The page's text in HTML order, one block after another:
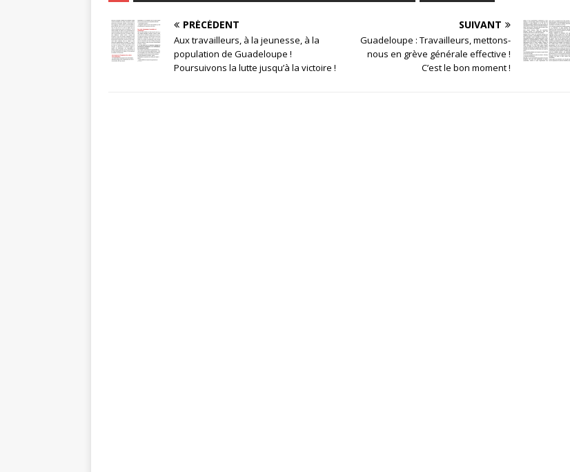
PRÉCÉDENT
Aux travailleurs, à la jeunesse, à la
population de Guadeloupe !
Poursuivons la lutte jusqu’à la victoire !
SUIVANT
Guadeloupe : Travailleurs, mettons-
nous en grève générale effective !
C’est le bon moment !